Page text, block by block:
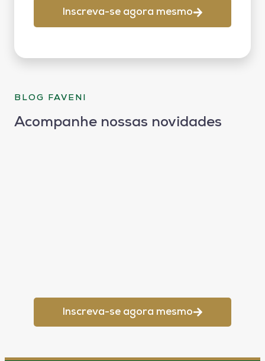
Inscreva-se agora mesmo
BLOG FAVENI
Acompanhe nossas novidades
Inscreva-se agora mesmo